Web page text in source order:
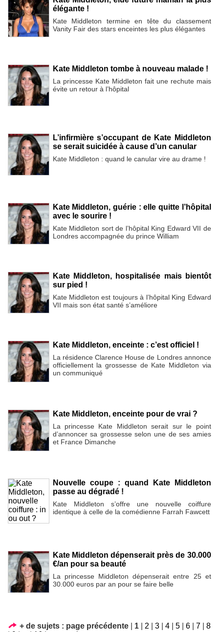
élégante !
Kate Middleton termine en tête du classement
Vanity Fair des stars enceintes les plus élégantes
Kate Middleton tombe à nouveau malade !
La princesse Kate Middleton fait une rechute mais
évite un retour à l’hôpital
L’infirmière s’occupant de Kate Middleton
se serait suicidée à cause d’un canular
Kate Middleton : quand le canular vire au drame !
Kate Middleton, guérie : elle quitte l’hôpital
avec le sourire !
Kate Middleton sort de l’hôpital King Edward VII de
Londres accompagnée du prince William
Kate Middleton, hospitalisée mais bientôt
sur pied !
Kate Middleton est toujours à l’hôpital King Edward
VII mais son état santé s’améliore
Kate Middleton, enceinte : c’est officiel !
La résidence Clarence House de Londres annonce
officiellement la grossesse de Kate Middleton via
un communiqué
Kate Middleton, enceinte pour de vrai ?
La princesse Kate Middleton serait sur le point
d’annoncer sa grossesse selon une de ses amies
et France Dimanche
Nouvelle coupe : quand Kate Middleton
passe au dégradé !
Kate Middleton s’offre une nouvelle coiffure
identique à celle de la comédienne Farrah Fawcett
Kate Middleton dépenserait près de 30.000
€/an pour sa beauté
La princesse Middleton dépenserait entre 25 et
30.000 euros par an pour se faire belle
+ de sujets : page précédente 1 2 3 4 5 6 7
8